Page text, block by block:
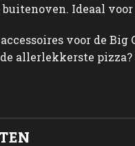
Ideaal
voor de
allerlekkerste pizza?